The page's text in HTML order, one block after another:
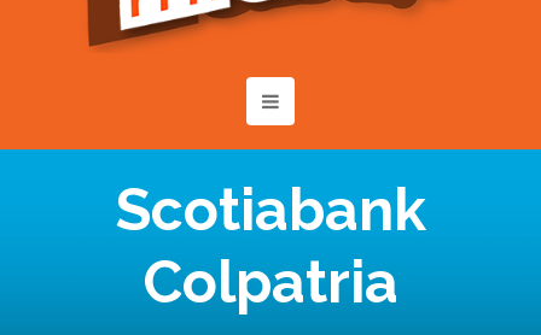
Scotiabank
Colpatria